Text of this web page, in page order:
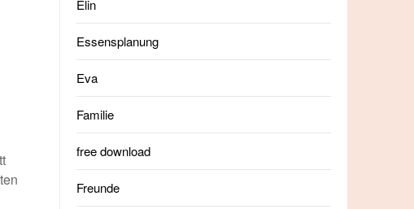
Elin
Essensplanung
Eva
Familie
free download
Freunde